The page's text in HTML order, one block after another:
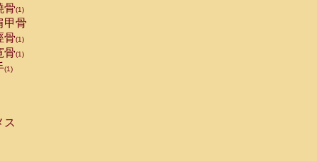
骨(1)
甲骨
骨(1)
骨(1)
(1)
ス